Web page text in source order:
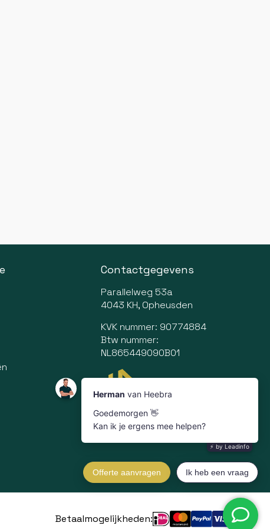
Contactgegevens
Parallelweg 53a
4043 KH, Opheusden
KVK nummer: 90774884
Btw nummer:
NL865449090B01
Betaalmogelijkheden: